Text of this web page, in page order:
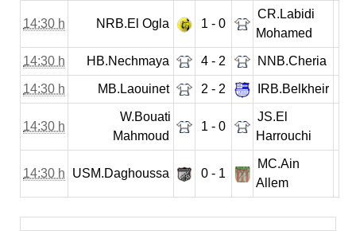
14:30 h NRB.El Ogla 1 - 0
CR.Labidi
Mohamed
14:30 h HB.Nechmaya 4 - 2 NNB.Cheria
14:30 h MB.Laouinet 2 - 2 IRB.Belkheir
14:30 h
W.Bouati
Mahmoud
1 - 0
JS.El
Harrouchi
14:30 h USM.Daghoussa 0 - 1
MC.Ain
Allem